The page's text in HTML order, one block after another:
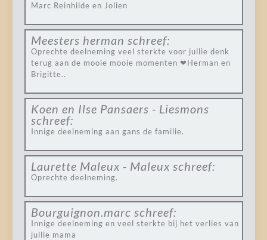
Marc Reinhilde en Jolien
Meesters herman schreef:
Oprechte deelneming veel sterkte voor jullie denk
terug aan de mooie mooie momenten ❤Herman en
Brigitte..
Koen en Ilse Pansaers - Liesmons
schreef:
Innige deelneming aan gans de familie.
Laurette Maleux - Maleux schreef:
Oprechte deelneming.
Bourguignon.marc schreef:
Innige deelneming en veel sterkte bij het verlies van
jullie mama